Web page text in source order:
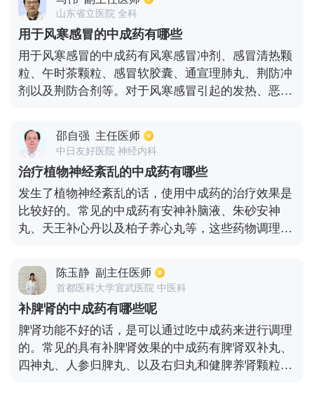
床上可用于表虚自汗、恶风、体虚易风等症。3.杨慎
鲍飞丸:由罂粟壳、川贝、五味子、麻黄、杏仁、石
膏、玄参、西洋参、陈皮、砂仁、枳实组成养肾保肺
丸具有敛肺止咳、滋阴润肺的功效，临床上可用于治
疗阴虚肺热引起的咳嗽、咳痰、胸闷气短等症状。
山东省立医院 全科
用于风寒感冒的中成药有哪些
用于风寒感冒的中成药有风寒感冒冲剂、感冒清热颗
粒、午时茶颗粒、感冒软胶囊、通宣理肺丸、荆防冲
剂以及荆防合剂等。对于风寒感冒引起的发热、恶寒
心、呕吐等症状，这时服用午时茶颗粒能够驱寒、消
食。
邵自强 主任医师
中日友好医院 神经内科
治疗植物神经紊乱的中成药有哪些
发生了植物神经紊乱的话，使用中成药的治疗效果是
比较好的。常见的中成药有安神补脑液、朱砂安神
丸、天王补心丹以及柏子养心丸等，这些药物调理神
的服用一些，还可以很好的改善睡眠，也能够缓解焦
虑。若是发生了植物神经功能紊乱，还需要多加注意
饮食，适当多吃水果蔬菜补充维生素，同时也要能够
坚持做一些有氧运动，最好每天45分钟左右，像慢
走、快跑和游泳之类的运动都是非常不错的，能够一
定程度上帮助调整神经功能紊乱所带来的一系列的症
状。
陈玉静 副主任医师
首都医科大学宣武医院 中医科
补脾肾的中成药有哪些呢
脾肾功能不好的话，是可以通过吃中成药来进行调理
的。常见的具有补脾肾效果的中成药有脾肾双补丸、
四神丸、人参归脾丸、以及右归丸和健脾养肾颗粒